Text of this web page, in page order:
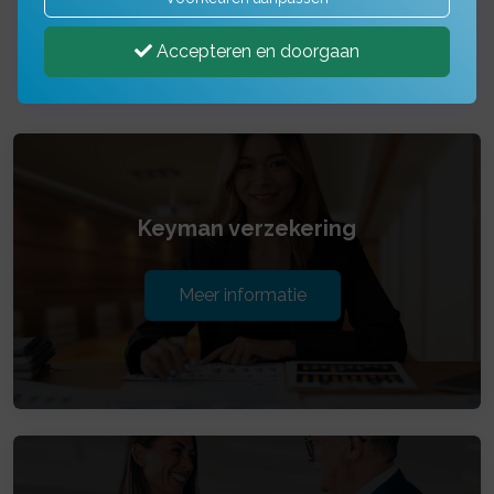
(bestuurder, compagnon,
mede-vennoot...)
Keyman verzekering
Meer informatie
Accepteren en doorgaan